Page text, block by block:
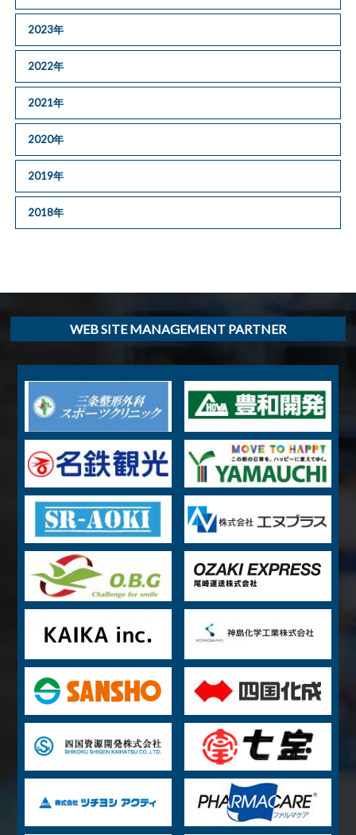
2023年
2022年
2021年
2020年
2019年
2018年
WEB SITE MANAGEMENT PARTNER